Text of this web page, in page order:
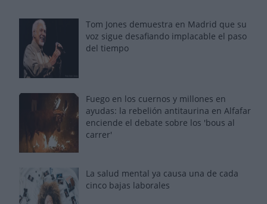
Tom Jones demuestra en Madrid que su
voz sigue desafiando implacable el paso
del tiempo
Fuego en los cuernos y millones en
ayudas: la rebelión antitaurina en Alfafar
enciende el debate sobre los 'bous al
carrer'
La salud mental ya causa una de cada
cinco bajas laborales